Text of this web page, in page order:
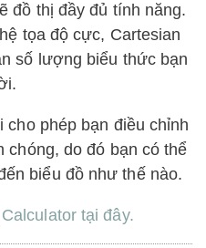
đồ thị đầy đủ tính năng.
tọa độ cực, Cartesian
số lượng biểu thức bạn
phép bạn điều chỉnh
chóng, do đó bạn có thể
biểu đồ như thế nào.
tại đây.